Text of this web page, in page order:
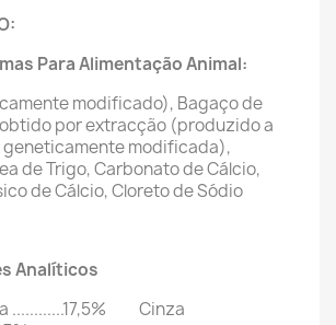
Para Alimentação Animal:
modificado), Bagaço de
por extracção (produzido a
geneticamente modificada),
de Trigo, Carbonato de Cálcio,
de Cálcio, Cloreto de Sódio
Analíticos
............17,5% Cinza